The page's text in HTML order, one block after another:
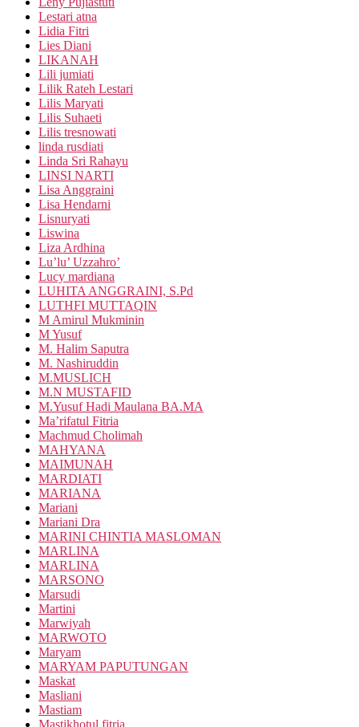
Lestari atna
Lidia Fitri
Lies Diani
LIKANAH
Lili jumiati
Lilik Rateh Lestari
Lilis Maryati
Lilis Suhaeti
Lilis tresnowati
linda rusdiati
Linda Sri Rahayu
LINSI NARTI
Lisa Anggraini
Lisa Hendarni
Lisnuryati
Liswina
Liza Ardhina
Lu’lu’ Uzzahro’
Lucy mardiana
LUHITA ANGGRAINI, S.Pd
LUTHFI MUTTAQIN
M Amirul Mukminin
M Yusuf
M. Halim Saputra
M. Nashiruddin
M.MUSLICH
M.N MUSTAFID
M.Yusuf Hadi Maulana BA.MA
Ma’rifatul Fitria
Machmud Cholimah
MAHYANA
MAIMUNAH
MARDIATI
MARIANA
Mariani
Mariani Dra
MARINI CHINTIA MASLOMAN
MARLINA
MARLINA
MARSONO
Marsudi
Martini
Marwiyah
MARWOTO
Maryam
MARYAM PAPUTUNGAN
Maskat
Masliani
Mastiam
Mastikhotul fitria